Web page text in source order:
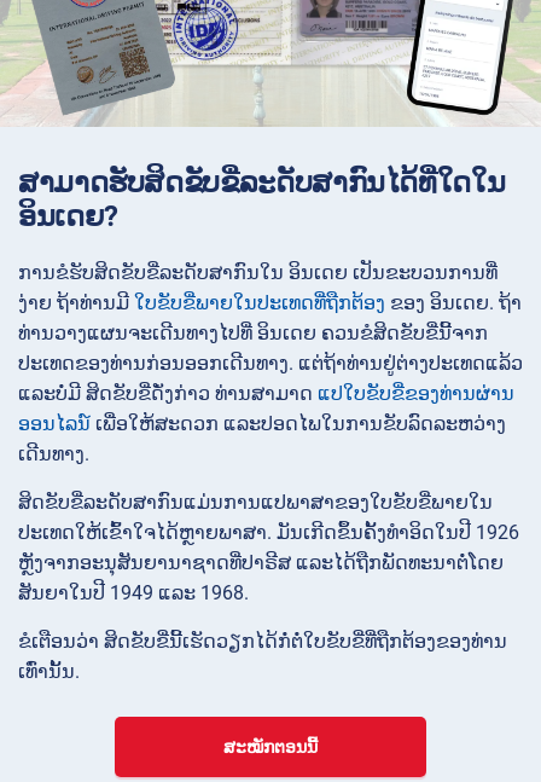
ສາມາດຮັບສິດຂັບຂີ່ລະດັບສາກົນໄດ້ທີ່ໃດໃນ
ອິນເດຍ?
ການຂໍຮັບສິດຂັບຂີ່ລະດັບສາກົນໃນ ອິນເດຍ ເປັນຂະບວນການທີ່
ງ່າຍ ຖ້າທ່ານມີ ໃບຂັບຂີ່ພາຍໃນປະເທດທີ່ຖືກຕ້ອງ ຂອງ ອິນເດຍ. ຖ້າ
ທ່ານວາງແຜນຈະເດີນທາງໄປທີ່ ອິນເດຍ ຄວນຂໍສິດຂັບຂີ່ນີ້ຈາກ
ປະເທດຂອງທ່ານກ່ອນອອກເດີນທາງ. ແຕ່ຖ້າທ່ານຢູ່ຕ່າງປະເທດແລ້ວ
ແລະບໍ່ມີ ສິດຂັບຂີ່ດັ່ງກ່າວ ທ່ານສາມາດ ແປໃບຂັບຂີ່ຂອງທ່ານຜ່ານ
ອອນໄລນ໌ ເພື່ອໃຫ້ສະດວກ ແລະປອດໄພໃນການຂັບລົດລະຫວ່າງ
ເດີນທາງ.
ສິດຂັບຂີ່ລະດັບສາກົນແມ່ນການແປພາສາຂອງໃບຂັບຂີ່ພາຍໃນ
ປະເທດໃຫ້ເຂົ້າໃຈໄດ້ຫຼາຍພາສາ. ມັນເກີດຂຶ້ນຄັ້ງທໍາອິດໃນປີ 1926
ຫຼັງຈາກອະນຸສັນຍານາຊາດທີ່ປາຣີສ ແລະໄດ້ຖືກພັດທະນາຕໍ່ໂດຍ
ສັນຍາໃນປີ 1949 ແລະ 1968.
ຂໍເຕືອນວ່າ ສິດຂັບຂີ່ນີ້ເຮັດວຽກໄດ້ກໍ່ຕໍ່ໃບຂັບຂີ່ທີ່ຖືກຕ້ອງຂອງທ່ານ
ເທົ່ານັ້ນ.
ສະໝັກຕອນນີ້